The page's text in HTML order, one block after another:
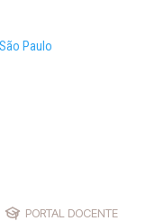
PORTAL DOCENTE